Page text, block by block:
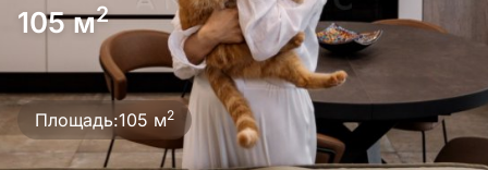
Обсудить
проект
105 м2
Площадь:105 м2